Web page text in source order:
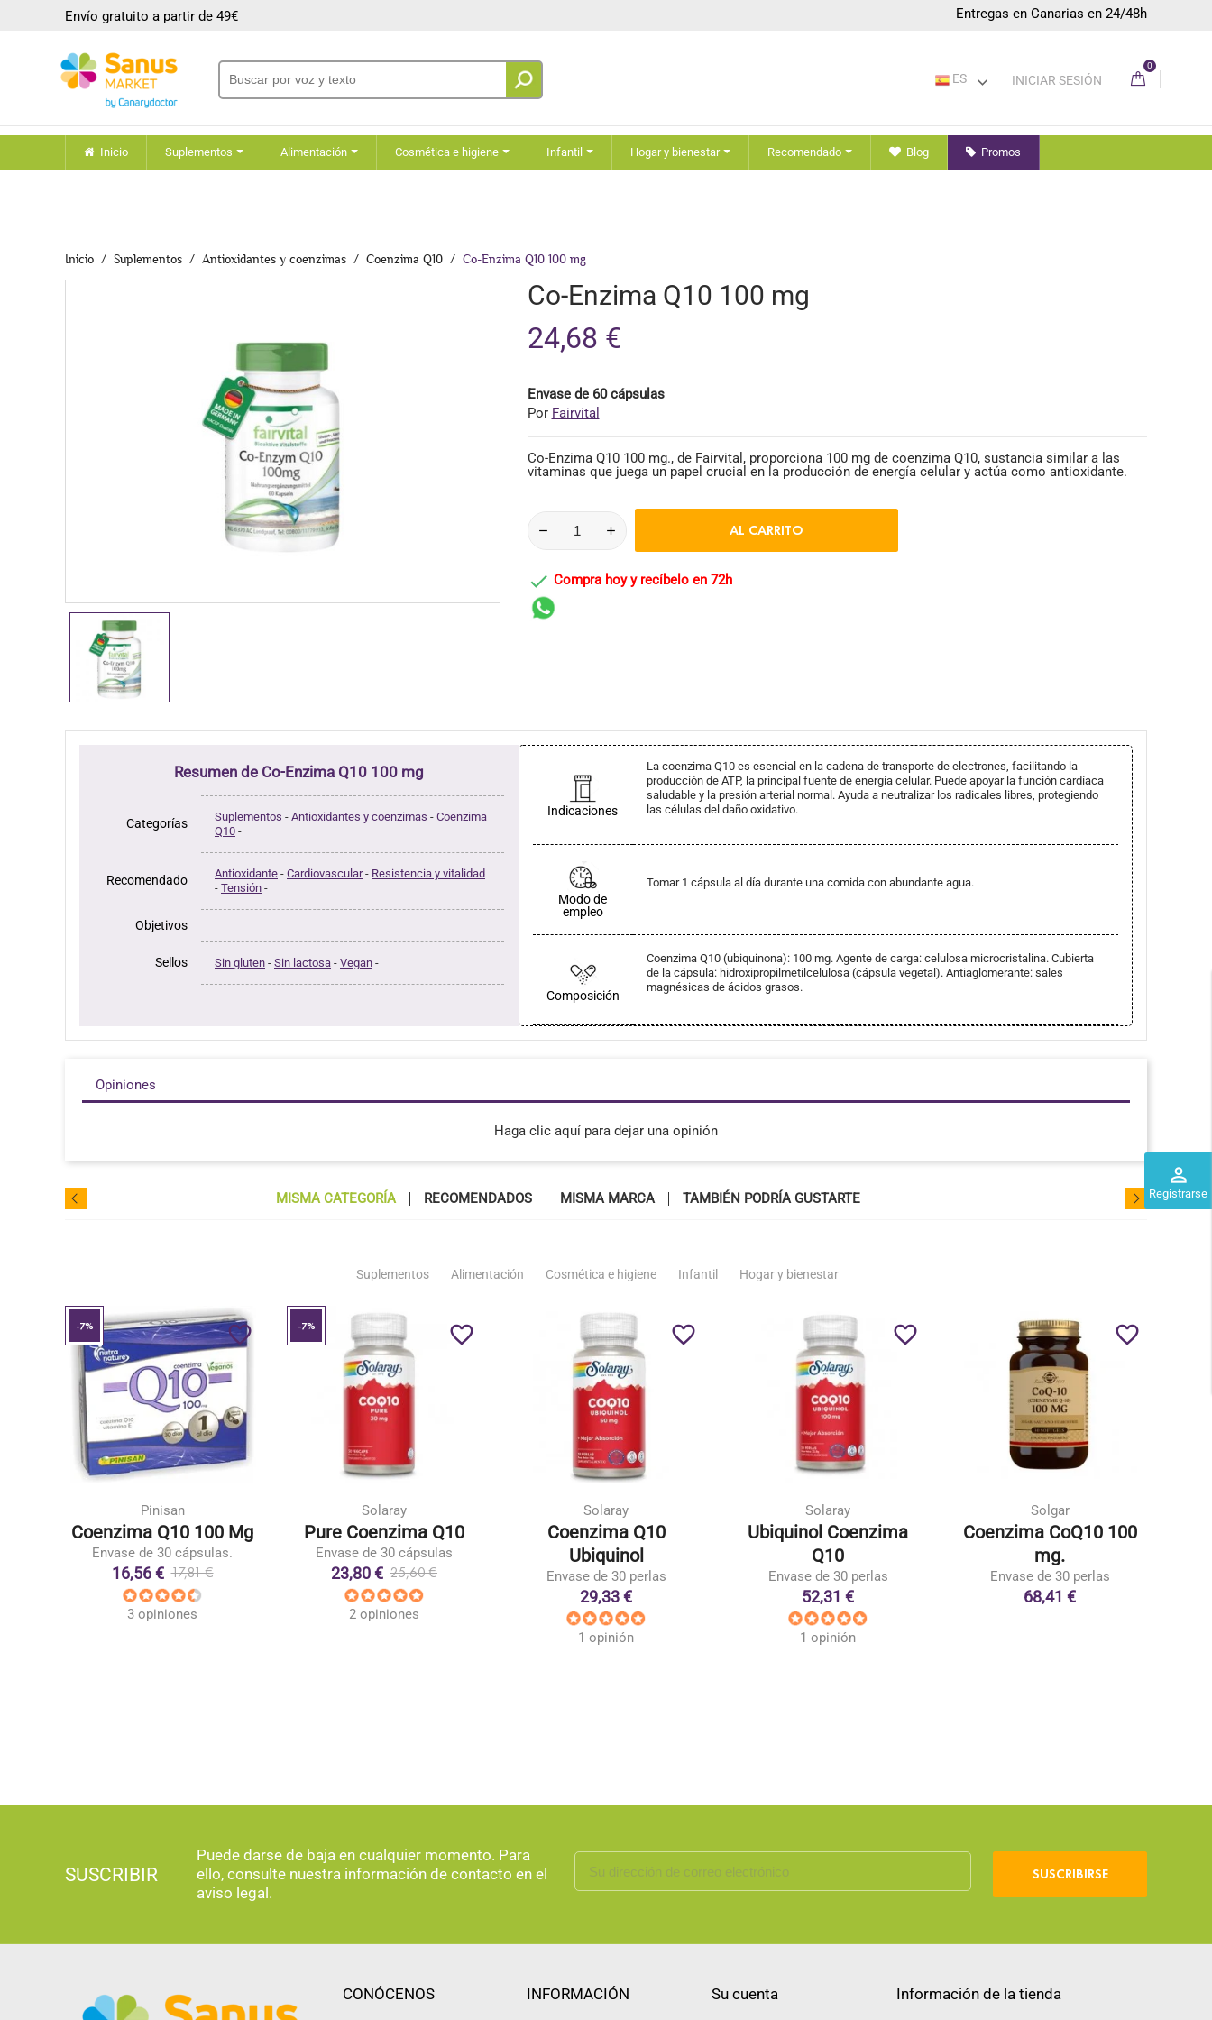
Envío gratuito a partir de 49€ Entregas en Canarias en 24/48h
ES INICIAR SESIÓN
0
perm_identity
Registrarse
Inicio Suplementos Alimentación Cosmética e higiene Infantil Hogar y bienestar Recomendado Blog Promos
Inicio Suplementos Antioxidantes y coenzimas Coenzima Q10 Co-Enzima Q10 100 mg
Co-Enzima Q10 100 mg
24,68 €
Envase de 60 cápsulas
Por Fairvital
Co-Enzima Q10 100 mg., de Fairvital, proporciona 100 mg de coenzima Q10, sustancia similar a las
vitaminas que juega un papel crucial en la producción de energía celular y actúa como antioxidante.
AL CARRITO
 Compra hoy y recíbelo en 72h
Resumen de Co-Enzima Q10 100 mg
Categorías Suplementos - Antioxidantes y coenzimas - Coenzima
Q10 -
Recomendado Antioxidante - Cardiovascular- Resistencia y vitalidad
- Tensión -
Objetivos
Sellos Sin gluten - Sin lactosa - Vegan -
Indicaciones
La coenzima Q10 es esencial en la cadena de transporte de electrones, facilitando la
producción de ATP, la principal fuente de energía celular. Puede apoyar la función cardíaca
saludable y la presión arterial normal. Ayuda a neutralizar los radicales libres, protegiendo
las células del daño oxidativo.
Modo de
empleo
Tomar 1 cápsula al día durante una comida con abundante agua.
Composición
Coenzima Q10 (ubiquinona): 100 mg​. Agente de carga: celulosa microcristalina​. Cubierta
de la cápsula: hidroxipropilmetilcelulosa (cápsula vegetal)​. Antiaglomerante: sales
magnésicas de ácidos grasos.
Opiniones
Haga clic aquí para dejar una opinión
MISMA CATEGORÍA RECOMENDADOS MISMA MARCA TAMBIÉN PODRÍA GUSTARTE
Suplementos Alimentación Cosmética e higiene Infantil Hogar y bienestar
-7%
Pinisan
Coenzima Q10 100 Mg
Envase de 30 cápsulas.
16,56 € 17,81 €
3 opiniones
favorite_border -7%
Solaray
Pure Coenzima Q10
Envase de 30 cápsulas
23,80 € 25,60 €
2 opiniones
favorite_border
Solaray
Coenzima Q10
Ubiquinol
Envase de 30 perlas
29,33 €
1 opinión
favorite_border
Solaray
Ubiquinol Coenzima
Q10
Envase de 30 perlas
52,31 €
1 opinión
favorite_border
Solgar
Coenzima CoQ10 100
mg.
Envase de 30 perlas
68,41 €
favorite_border
SUSCRIBIR
Puede darse de baja en cualquier momento. Para
ello, consulte nuestra información de contacto en el
aviso legal.
SUSCRIBIRSE
CONÓCENOS INFORMACIÓN Su cuenta Información de la tienda